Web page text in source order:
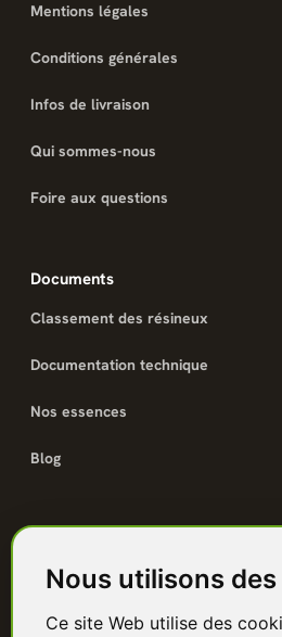
Nous utilisons
Ce site Web utilise des
Mentions légales
Conditions générales
Infos de livraison
Qui sommes-nous
Foire aux questions
Documents
Classement des résineux
Documentation technique
Nos essences
Blog
Terrasse bois
Bardage bois